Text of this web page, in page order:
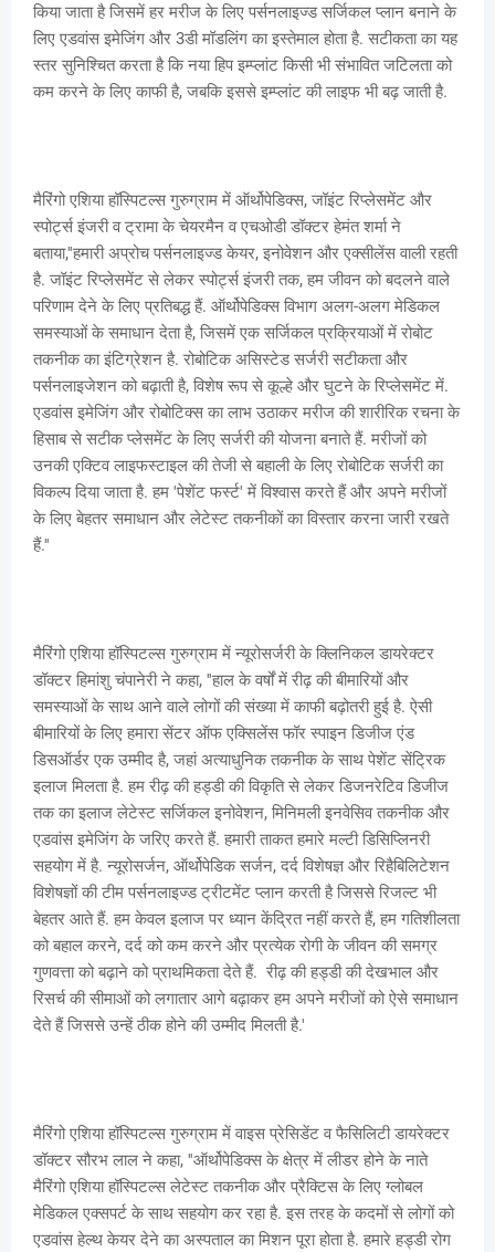
किया जाता है जिसमें हर मरीज के लिए पर्सनलाइज्ड सर्जिकल प्लान बनाने के
लिए एडवांस इमेजिंग और 3डी मॉडलिंग का इस्तेमाल होता है. सटीकता का यह
स्तर सुनिश्चित करता है कि नया हिप इम्प्लांट किसी भी संभावित जटिलता को
कम करने के लिए काफी है, जबकि इससे इम्प्लांट की लाइफ भी बढ़ जाती है.
मैरिंगो एशिया हॉस्पिटल्स गुरुग्राम में ऑर्थोपेडिक्स, जॉइंट रिप्लेसमेंट और
स्पोर्ट्स इंजरी व ट्रामा के चेयरमैन व एचओडी डॉक्टर हेमंत शर्मा ने
बताया,''हमारी अप्रोच पर्सनलाइज्ड केयर, इनोवेशन और एक्सीलेंस वाली रहती
है. जॉइंट रिप्लेसमेंट से लेकर स्पोर्ट्स इंजरी तक, हम जीवन को बदलने वाले
परिणाम देने के लिए प्रतिबद्ध हैं. ऑर्थोपेडिक्स विभाग अलग-अलग मेडिकल
समस्याओं के समाधान देता है, जिसमें एक सर्जिकल प्रक्रियाओं में रोबोट
तकनीक का इंटिग्रेशन है. रोबोटिक असिस्टेड सर्जरी सटीकता और
पर्सनलाइजेशन को बढ़ाती है, विशेष रूप से कूल्हे और घुटने के रिप्लेसमेंट में.
एडवांस इमेजिंग और रोबोटिक्स का लाभ उठाकर मरीज की शारीरिक रचना के
हिसाब से सटीक प्लेसमेंट के लिए सर्जरी की योजना बनाते हैं. मरीजों को
उनकी एक्टिव लाइफस्टाइल की तेजी से बहाली के लिए रोबोटिक सर्जरी का
विकल्प दिया जाता है. हम 'पेशेंट फर्स्ट' में विश्वास करते हैं और अपने मरीजों
के लिए बेहतर समाधान और लेटेस्ट तकनीकों का विस्तार करना जारी रखते
हैं.''
मैरिंगो एशिया हॉस्पिटल्स गुरुग्राम में न्यूरोसर्जरी के क्लिनिकल डायरेक्टर
डॉक्टर हिमांशु चंपानेरी ने कहा, ''हाल के वर्षों में रीढ़ की बीमारियों और
समस्याओं के साथ आने वाले लोगों की संख्या में काफी बढ़ोतरी हुई है. ऐसी
बीमारियों के लिए हमारा सेंटर ऑफ एक्सिलेंस फॉर स्पाइन डिजीज एंड
डिसऑर्डर एक उम्मीद है, जहां अत्याधुनिक तकनीक के साथ पेशेंट सेंट्रिक
इलाज मिलता है. हम रीढ़ की हड्डी की विकृति से लेकर डिजनरेटिव डिजीज
तक का इलाज लेटेस्ट सर्जिकल इनोवेशन, मिनिमली इनवेसिव तकनीक और
एडवांस इमेजिंग के जरिए करते हैं. हमारी ताकत हमारे मल्टी डिसिप्लिनरी
सहयोग में है. न्यूरोसर्जन, ऑर्थोपेडिक सर्जन, दर्द विशेषज्ञ और रिहैबिलिटेशन
विशेषज्ञों की टीम पर्सनलाइज्ड ट्रीटमेंट प्लान करती है जिससे रिजल्ट भी
बेहतर आते हैं. हम केवल इलाज पर ध्यान केंद्रित नहीं करते हैं, हम गतिशीलता
को बहाल करने, दर्द को कम करने और प्रत्येक रोगी के जीवन की समग्र
गुणवत्ता को बढ़ाने को प्राथमिकता देते हैं. रीढ़ की हड्डी की देखभाल और
रिसर्च की सीमाओं को लगातार आगे बढ़ाकर हम अपने मरीजों को ऐसे समाधान
देते हैं जिससे उन्हें ठीक होने की उम्मीद मिलती है.'
मैरिंगो एशिया हॉस्पिटल्स गुरुग्राम में वाइस प्रेसिडेंट व फैसिलिटी डायरेक्टर
डॉक्टर सौरभ लाल ने कहा, ''ऑर्थोपेडिक्स के क्षेत्र में लीडर होने के नाते
मैरिंगो एशिया हॉस्पिटल्स लेटेस्ट तकनीक और प्रैक्टिस के लिए ग्लोबल
मेडिकल एक्सपर्ट के साथ सहयोग कर रहा है. इस तरह के कदमों से लोगों को
एडवांस हेल्थ केयर देने का अस्पताल का मिशन पूरा होता है. हमारे हड्डी रोग